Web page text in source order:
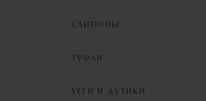
СЛИПОНЫ
ТУФЛИ
УГГИ И ДУТИКИ